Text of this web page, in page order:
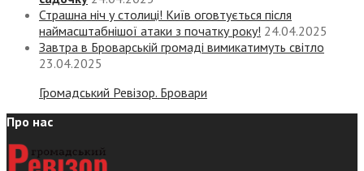
Страшна ніч у столиці! Київ оговтується після
наймасштабнішої атаки з початку року! 24.04.2025
Завтра в Броварській громаді вимикатимуть світло
23.04.2025
Громадський Ревізор. Бровари
Про нас